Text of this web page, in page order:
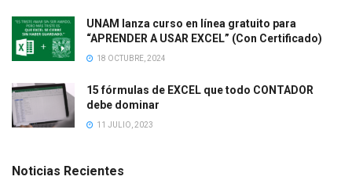
UNAM lanza curso en línea gratuito para
“APRENDER A USAR EXCEL” (Con Certificado)
18 OCTUBRE, 2024
15 fórmulas de EXCEL que todo CONTADOR
debe dominar
11 JULIO, 2023
Noticias Recientes